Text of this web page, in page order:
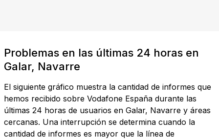
Problemas en las últimas 24 horas en
Galar, Navarre
El siguiente gráfico muestra la cantidad de informes que
hemos recibido sobre Vodafone España durante las
últimas 24 horas de usuarios en Galar, Navarre y áreas
cercanas. Una interrupción se determina cuando la
cantidad de informes es mayor que la línea de